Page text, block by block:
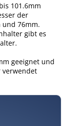
101.6mm
der
und 76mm.
gibt es
geeignet und
verwendet